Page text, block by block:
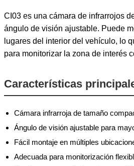
CI03 es una cámara de infrarrojos
ángulo de visión ajustable. Puede
lugares del interior del vehículo, lo
para monitorizar la zona de interés
Características
Cámara infrarroja de tamaño
Ángulo de visión ajustable para
Fácil montaje en múltiples
Adecuada para monitorización